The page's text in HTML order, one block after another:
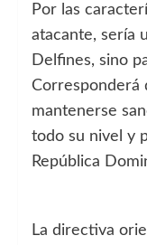
Por las
atacante, sería
Delfines, sino
Corresponderá
mantenerse
todo su nivel y
República
La directiva